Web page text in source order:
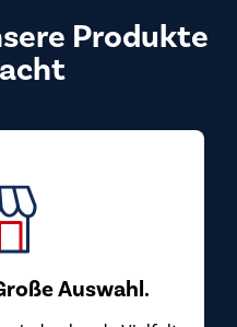
Produkte